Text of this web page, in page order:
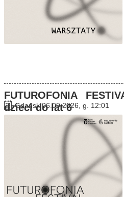
FUTUROFONIA
dzieci do lat 6
Gdańsk 06.09.2026, g. 12:01